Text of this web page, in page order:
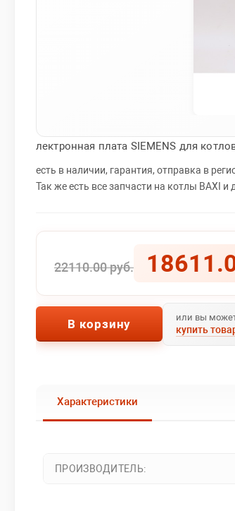
лектронная плата SIEMENS для
есть в наличии, гарантия, отправка в
Так же есть все запчасти на котлы BAXI и
22110.00 руб.
В корзину или вы
купить
Характеристики
ПРОИЗВОДИТЕЛЬ: